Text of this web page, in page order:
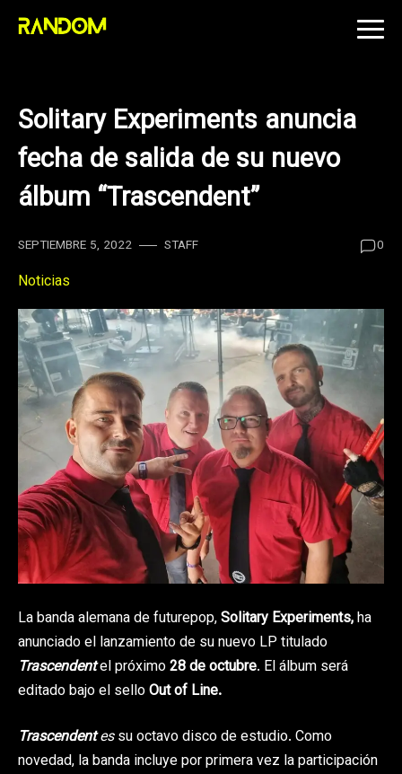
Skip
Solitary Experiments anuncia
fecha de salida de su nuevo
álbum “Trascendent”
SEPTIEMBRE 5, 2022 STAFF 0
Noticias
La banda alemana de futurepop,Solitary Experiments,ha
anunciado el lanzamiento de su nuevo LP titulado
Trascendentel próximo28 de octubre. El álbum será
editado bajo el selloOut of Line.
Trascendentessu octavo disco de estudio. Como
novedad, la banda incluye por primera vez la participación